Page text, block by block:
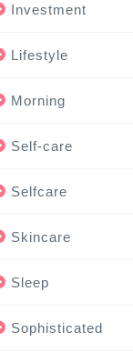
Investment
Lifestyle
Morning
Self-care
Selfcare
Skincare
Sleep
Sophisticated